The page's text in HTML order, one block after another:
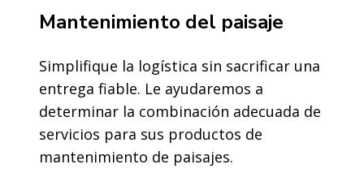
Mantenimiento del paisaje
Simplifique la logística sin sacrificar una
entrega fiable. Le ayudaremos a
determinar la combinación adecuada de
servicios para sus productos de
mantenimiento de paisajes.